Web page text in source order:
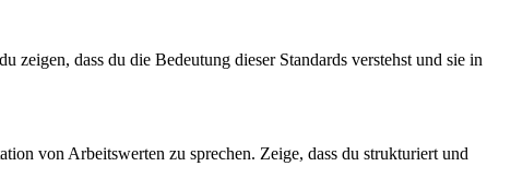
dass du die Bedeutung dieser Standards verstehst und sie in
von Arbeitswerten zu sprechen. Zeige, dass du strukturiert und